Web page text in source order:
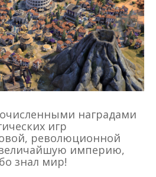
наградами
игр
революционной
величайшую империю,
знал мир!